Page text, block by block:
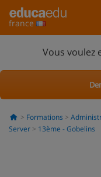
france
Vous voulez
Formations
Server
13ème - Gobelins